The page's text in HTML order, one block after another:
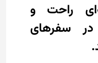
راحت و
سفرهای